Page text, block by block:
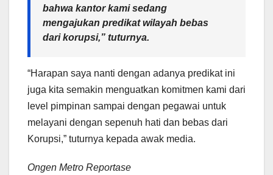
bahwa kantor kami sedang
mengajukan predikat wilayah bebas
dari korupsi,” tuturnya.
“Harapan saya nanti dengan adanya predikat ini
juga kita semakin menguatkan komitmen kami dari
level pimpinan sampai dengan pegawai untuk
melayani dengan sepenuh hati dan bebas dari
Korupsi,” tuturnya kepada awak media.
Ongen Metro Reportase